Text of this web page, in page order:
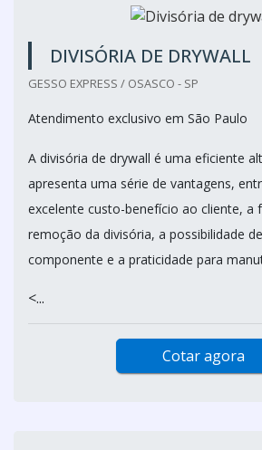
DIVISÓRIA DE DRYWALL
GESSO EXPRESS / OSASCO - SP
Atendimento exclusivo em São Paulo
A divisória de drywall é uma eficiente
apresenta uma série de vantagens,
excelente custo-benefício ao cliente, a
remoção da divisória, a possibilidade
componente e a praticidade para
<...
Cotar agora